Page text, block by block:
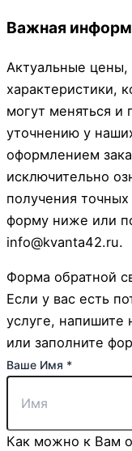
Важная
Актуальные цены,
характеристики,
могут меняться и
уточнению у
оформлением
исключительно
получения
форму ниже или
info@kvanta42.ru.
Форма обратной
Если у вас есть
услуге, напишите
или заполните
Ваше Имя *
Как можно к Вам